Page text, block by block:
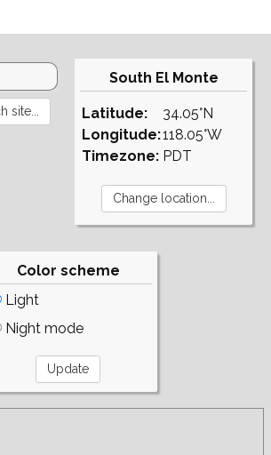
South El Monte
Latitude:
Longitude:
Timezone:
34.05°N
118.05°W
PDT
Color scheme
Light
Night mode